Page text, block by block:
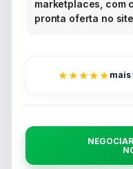
marketplaces, com
pronta oferta no
★★★★★ mais